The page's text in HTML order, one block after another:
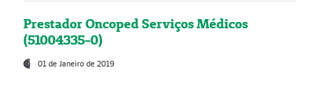
Prestador Oncoped Serviços Médicos
(51004335-0)
01 de Janeiro de 2019